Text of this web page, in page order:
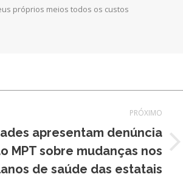
próprios meios todos os custos
PRÓXIMO
apresentam denúncia
MPT sobre mudanças nos
de saúde das estatais